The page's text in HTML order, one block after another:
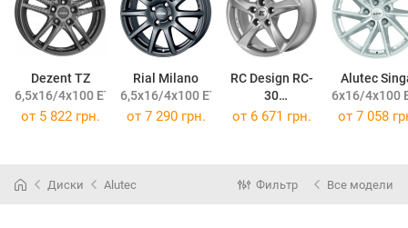
Dezent TZ
6,5x16/4x100 ET45 DIA60,1
Rial Milano
6,5x16/4x100 ET48 DIA63,4
RC Design RC-
30
6x16/4x100 ET50 DIA56,1
Alutec
6x16/4x100
от 5 822 грн. от 7 290 грн. от 6 671 грн. от 7 058
Диски Alutec Фильтр Все модели